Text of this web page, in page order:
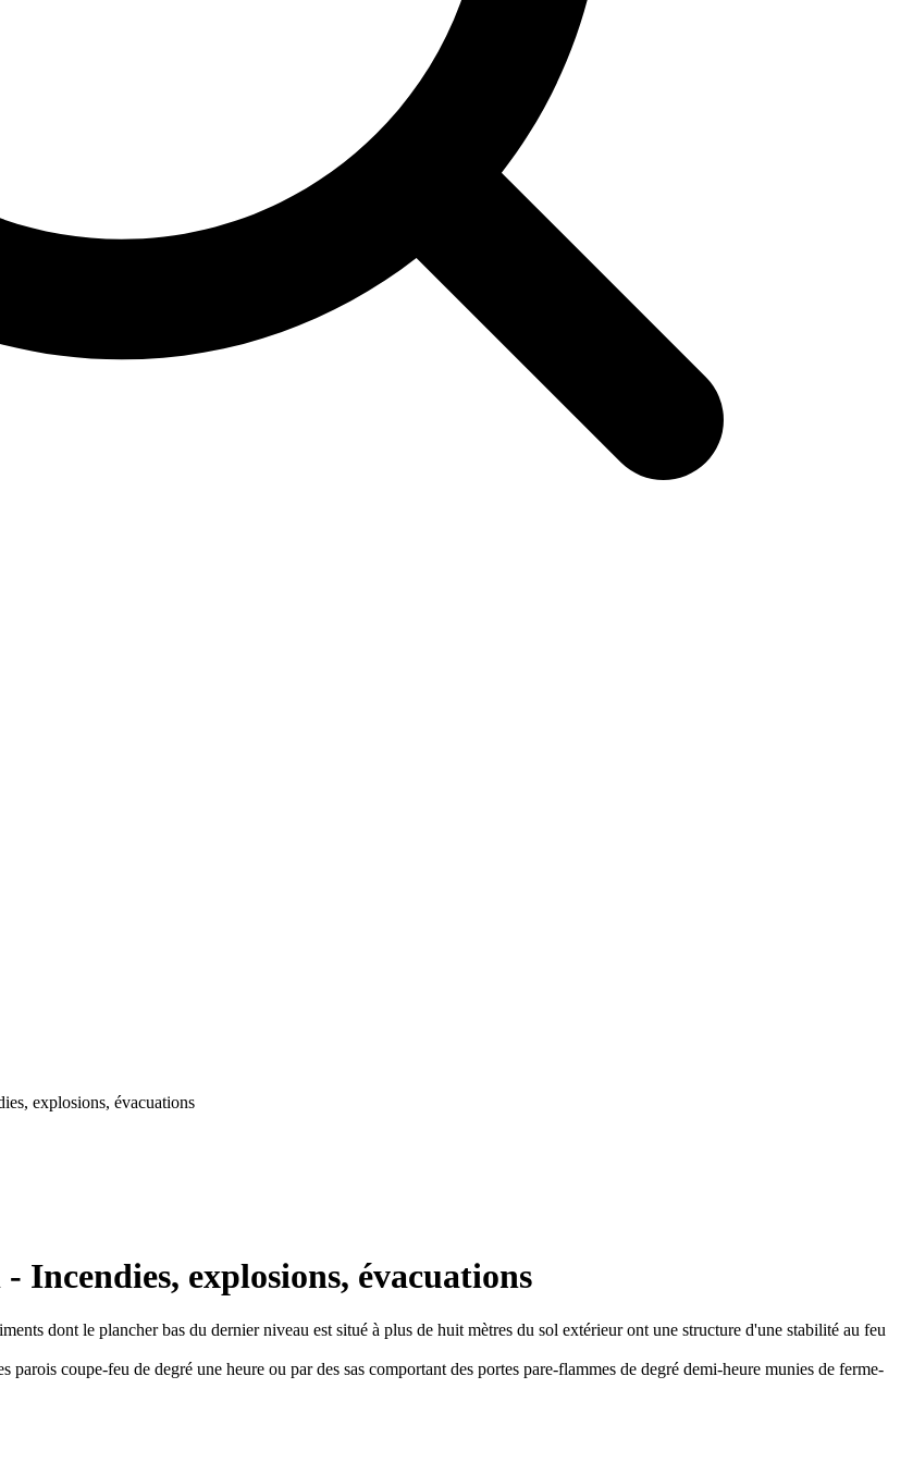
explosions, évacuations
explosions, évacuations
dont le plancher bas du dernier niveau est situé à plus de huit mètres du sol extérieur ont une structure d'une stabilité au feu
coupe-feu de degré une heure ou par des sas comportant des portes pare-flammes de degré demi-heure munies de ferme-